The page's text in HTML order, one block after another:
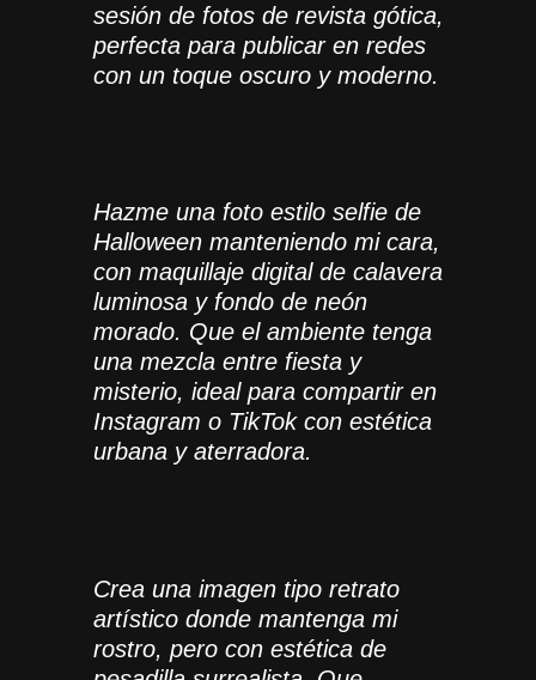
sesión de fotos de revista gótica,
perfecta para publicar en redes
con un toque oscuro y moderno.
Hazme una foto estilo selfie de
Halloween manteniendo mi cara,
con maquillaje digital de calavera
luminosa y fondo de neón
morado. Que el ambiente tenga
una mezcla entre fiesta y
misterio, ideal para compartir en
Instagram o TikTok con estética
urbana y aterradora.
Crea una imagen tipo retrato
artístico donde mantenga mi
rostro, pero con estética de